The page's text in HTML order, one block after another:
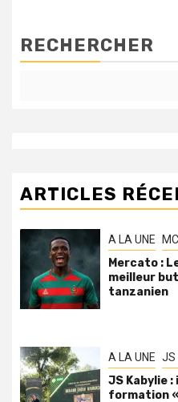
RECHERCHER
ARTICLES
A LA UNE
Mercato :
meilleur
tanzanien
A LA UNE JS
JS Kabylie
formation